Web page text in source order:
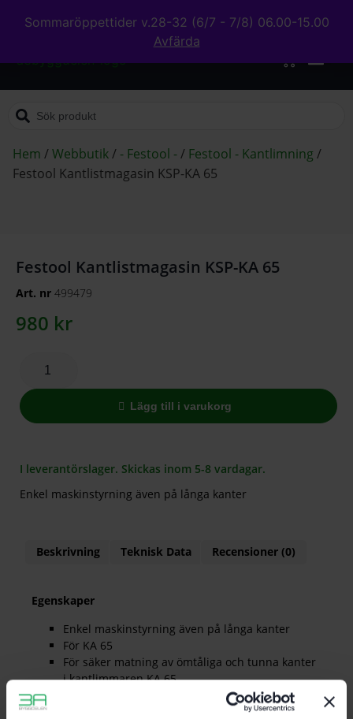
Sommaröppettider v.28-32 (6/7 - 7/8) 06.00-15.00
Avfärda
Hem /Webbutik/ - Festool -/ Festool - Kantlimning /
Festool Kantlistmagasin KSP-KA 65
Festool Kantlistmagasin KSP-KA 65
Art. nr 499479
980 kr
Lägg till i varukorg
I leverantörslager. Skickas inom 5-8 vardagar.
Enkel maskinstyrning även på långa kanter
Beskrivning Teknisk Data Recensioner (0)
Egenskaper
Enkel maskinstyrning även på långa kanter
För KA 65
För säker matning av ömtåliga och tunna kanter
i kantlimmaren KA 65
Säker matning av långa kanter utan skador eller